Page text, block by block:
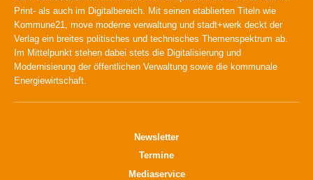
Print- als auch im Digitalbereich. Mit seinen etablierten Titeln wie
Kommune21, move moderne verwaltung und stadt+werk deckt der
Verlag ein breites politisches und technisches Themenspektrum ab.
Im Mittelpunkt stehen dabei stets die Digitalisierung und
Modernisierung der öffentlichen Verwaltung sowie die kommunale
Energiewirtschaft.
Newsletter
Termine
Mediaservice